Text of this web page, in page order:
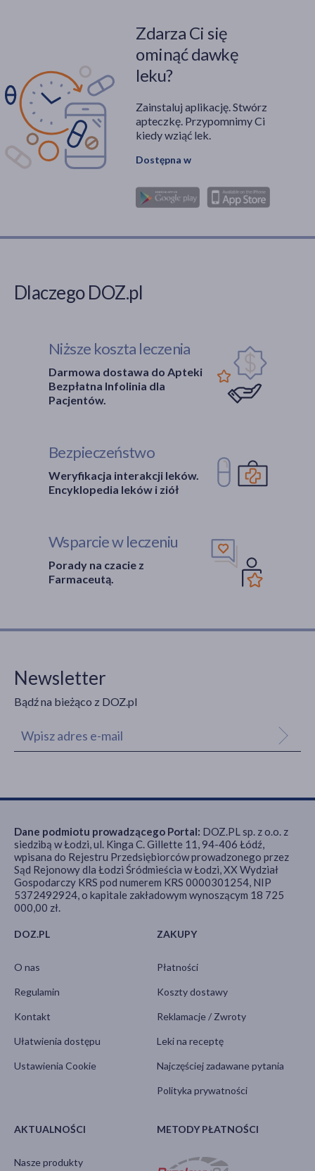
Zdarza Ci się
ominąć dawkę
leku?
Zainstaluj aplikację. Stwórz
apteczkę. Przypomnimy Ci
kiedy wziąć lek.
Dostępna w
Dlaczego DOZ.pl
Niższe koszta leczenia
Darmowa dostawa do Apteki
Bezpłatna Infolinia dla
Pacjentów.
Bezpieczeństwo
Weryfikacja interakcji leków.
Encyklopedia leków i ziół
Wsparcie w leczeniu
Porady na czacie z
Farmaceutą.
Newsletter
Bądź na bieżąco z DOZ.pl
DOZ.PL
O nas
Regulamin
Kontakt
Ułatwienia dostępu
Ustawienia Cookie
ZAKUPY
Płatności
Koszty dostawy
Reklamacje / Zwroty
Leki na receptę
Najczęściej zadawane pytania
Polityka prywatności
AKTUALNOŚCI
Nasze produkty
METODY PŁATNOŚCI
Dane podmiotu prowadzącego Portal: DOZ.PL sp. z o.o. z
siedzibą w Łodzi, ul. Kinga C. Gillette 11, 94-406 Łódź,
wpisana do Rejestru Przedsiębiorców prowadzonego przez
Sąd Rejonowy dla Łodzi Śródmieścia w Łodzi, XX Wydział
Gospodarczy KRS pod numerem KRS 0000301254, NIP
5372492924, o kapitale zakładowym wynoszącym 18 725
000,00 zł.